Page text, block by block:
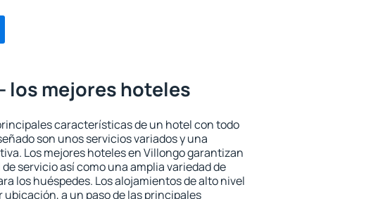
los mejores hoteles
características de un hotel con todo
son unos servicios variados y una
Los mejores hoteles en Villongo garantizan
servicio así como una amplia variedad de
los huéspedes. Los alojamientos de alto nivel
a un paso de las principales